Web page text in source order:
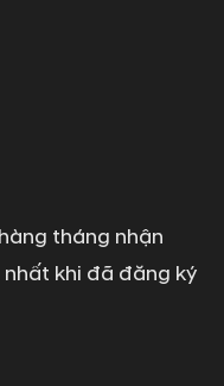
tháng nhận
khi đã đăng ký